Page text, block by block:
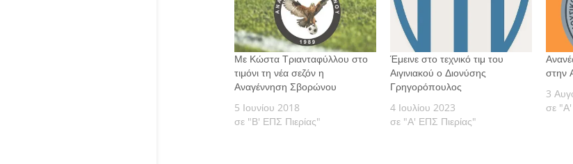
Με Κώστα Τριανταφύλλου στο
τιμόνι τη νέα σεζόν η
Αναγέννηση Σβορώνου
5 Ιουνίου 2018
σε "Β' ΕΠΣ Πιερίας"
Έμεινε στο τεχνικό τιμ του
Αιγινιακού ο Διονύσης
Γρηγορόπουλος
4 Ιουλίου 2023
σε "Α' ΕΠΣ Πιερίας"
στην
3
σε "Α'